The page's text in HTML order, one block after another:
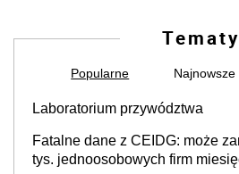
Tematy
Popularne Najnowsze
Laboratorium przywództwa
Fatalne dane z CEIDG: może
tys. jednoosobowych firm